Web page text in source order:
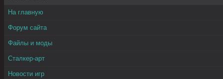
На главную
Форум сайта
Файлы и моды
Сталкер-арт
Новости игр